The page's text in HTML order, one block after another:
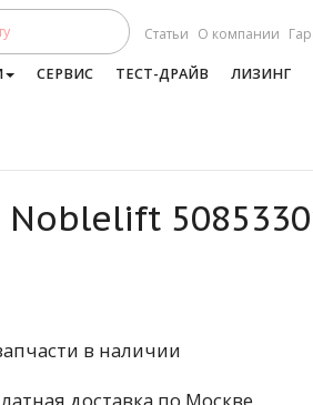
Статьи О компании
СЕРВИС ТЕСТ-ДРАЙВ ЛИЗИНГ
в наличии
доставка по Москве